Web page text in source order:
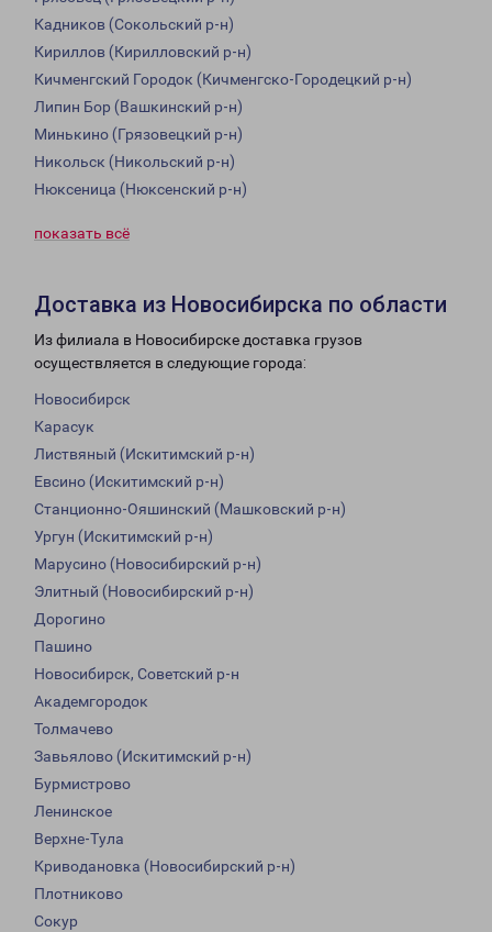
Кадников (Сокольский р-н)
Кириллов (Кирилловский р-н)
Кичменгский Городок (Кичменгско-Городецкий р-н)
Липин Бор (Вашкинский р-н)
Минькино (Грязовецкий р-н)
Никольск (Никольский р-н)
Нюксеница (Нюксенский р-н)
показать всё
Доставка из Новосибирска по области
Из филиала в Новосибирске доставка грузов
осуществляется в следующие города:
Новосибирск
Карасук
Листвяный (Искитимский р-н)
Евсино (Искитимский р-н)
Станционно-Ояшинский (Машковский р-н)
Ургун (Искитимский р-н)
Марусино (Новосибирский р-н)
Элитный (Новосибирский р-н)
Дорогино
Пашино
Новосибирск, Советский р-н
Академгородок
Толмачево
Завьялово (Искитимский р-н)
Бурмистрово
Ленинское
Верхне-Тула
Криводановка (Новосибирский р-н)
Плотниково
Сокур